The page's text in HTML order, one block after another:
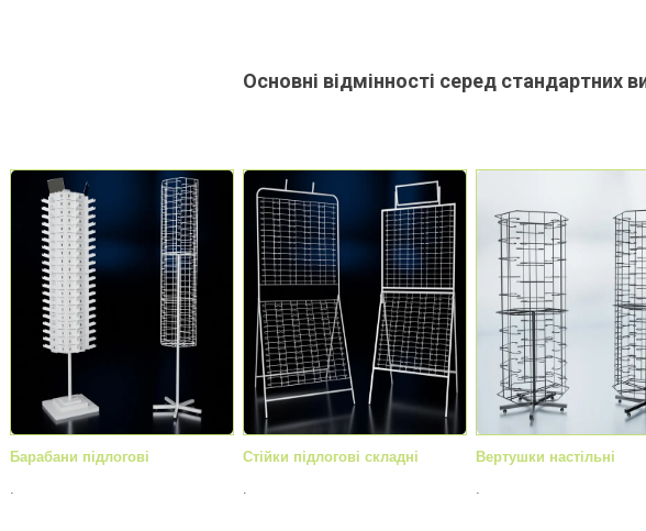
Основні відмінності серед стандартних
Барабани підлогові
Стійки підлогові складні
Вертушки настільні